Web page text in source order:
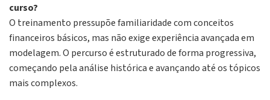
curso?
O treinamento pressupõe familiaridade com conceitos
financeiros básicos, mas não exige experiência avançada em
modelagem. O percurso é estruturado de forma progressiva,
começando pela análise histórica e avançando até os tópicos
mais complexos.